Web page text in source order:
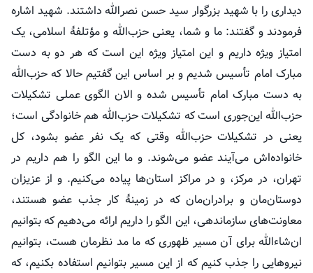
دیداری را با شهید بزرگوار سید حسن نصرالله داشتند. شهید اشاره
فرمودند و گفتند: ما و شما، یعنی حزب‌الله ومؤتلفهٔ اسلامی، یک
امتیاز ویژه داریم و این امتیاز ویژه این است که هر دو به دست
مبارک امام تأسیس شدیم و بر اساس این گفتیم حالا که حزب‌الله
به دست مبارک امام تأسیس شده و الان الگوی عملی تشکیلات
حزب‌الله این‌جوری است که تشکیلات حزب‌الله هم خانوادگی است؛
یعنی در تشکیلات حزب‌الله وقتی که یک نفر عضو بشود، کل
خانواده‌اش می‌آیند عضو می‌شوند. و ما این الگو را هم داریم در
تهران، در مرکز، و در مراکز استان‌ها پیاده می‌کنیم. و از عزیزان
دوستان‌مان و برادران‌مان که در زمینهٔ کار جذب عضو هستند،
معاونت‌های سازماندهی، این الگو را داریم ارائه می‌دهیم که بتوانیم
ان‌شاءالله برای آن مسیر ظهوری که ما مد نظرمان هست، بتوانیم
نیروهایی را جذب کنیم که از این مسیر بتوانیم استفاده بکنیم، که